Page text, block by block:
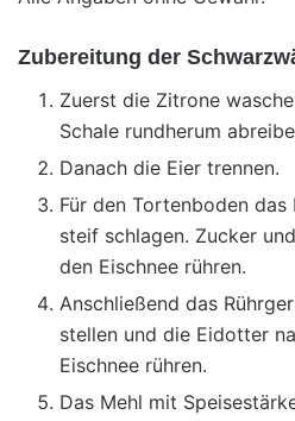
Zubereitung der
Zuerst die Zitrone
Schale rundherum
Danach die Eier trennen.
Für den Tortenboden das
steif schlagen. Zucker
den Eischnee rühren.
Anschließend das
stellen und die Eidotter
Eischnee rühren.
Das Mehl mit